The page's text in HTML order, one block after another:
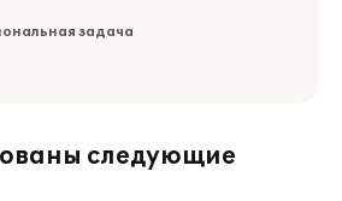
задача
следующие